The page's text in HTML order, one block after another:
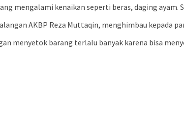
mengalami kenaikan seperti beras, daging
AKBP Reza Muttaqin, menghimbau kepada
menyetok barang terlalu banyak karena bisa